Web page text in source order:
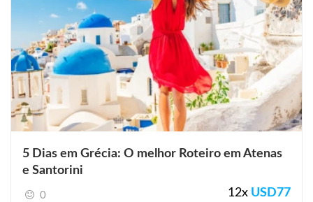
5 Dias em Grécia: O melhor Roteiro em Atenas
e Santorini
0 12x USD77